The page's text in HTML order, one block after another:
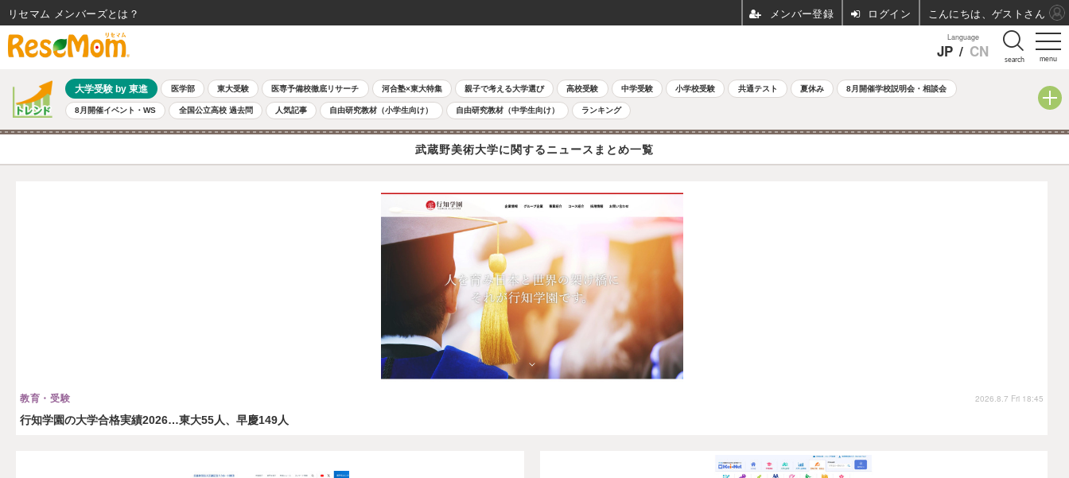
menu
Language
JP / CN search
大学受験 by 東進 医学部 東大受験 医専予備校徹底リサーチ 河合塾×東大特集 親子で考える大学選び 高校受験 中学受験 小学校受験 共通テスト 夏休み 8月開催学校説明会・相談会
8月開催イベント・WS 全国公立高校 過去問 人気記事 自由研究教材（小学生向け） 自由研究教材（中学生向け） ランキング
武蔵野美術大学に関するニュースまとめ一覧
行知学園の大学合格実績2026…東大55人、早慶149人
教育・受験 2026.8.7 Fri 18:45
リセマム メンバーズ ログイン こんにちは、ゲストさん